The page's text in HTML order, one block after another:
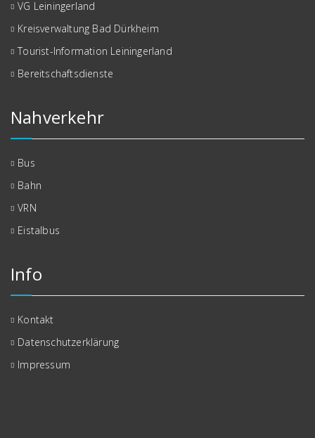
VG Leiningerland
Kreisverwaltung Bad Dürkheim
Tourist-Information Leiningerland
Bereitschaftsdienste
Nahverkehr
Bus
Bahn
VRN
Eistalbus
Info
Kontakt
Datenschutzerklärung
Impressum